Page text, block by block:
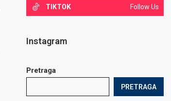
TIKTOK Follow Us
Instagram
Pretraga
PRETRAGA